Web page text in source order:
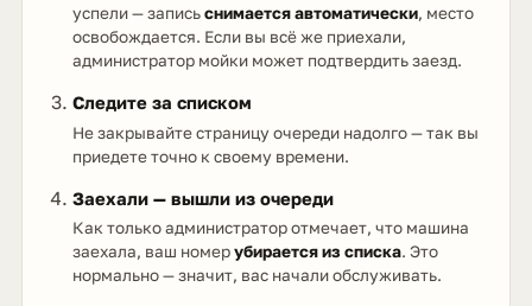
успели — записьснимается автоматически, место
освобождается. Если вы всё же приехали,
администратор мойки может подтвердить заезд.
Следите за списком
Не закрывайте страницу очереди надолго — так вы
приедете точно к своему времени.
Заехали — вышли из очереди
Как только администратор отмечает, что машина
заехала, ваш номерубирается из списка. Это
нормально — значит, вас начали обслуживать.